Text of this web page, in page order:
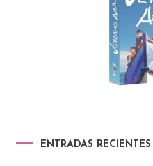
ENTRADAS RECIENTES